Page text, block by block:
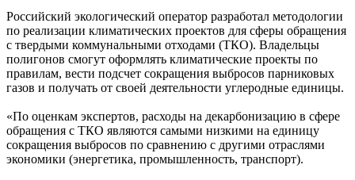
Российский экологический оператор разработал методологии
по реализации климатических проектов для сферы обращения
с твердыми коммунальными отходами (ТКО). Владельцы
полигонов смогут оформлять климатические проекты по
правилам, вести подсчет сокращения выбросов парниковых
газов и получать от своей деятельности углеродные единицы.
«По оценкам экспертов, расходы на декарбонизацию в сфере
обращения с ТКО являются самыми низкими на единицу
сокращения выбросов по сравнению с другими отраслями
экономики (энергетика, промышленность, транспорт).